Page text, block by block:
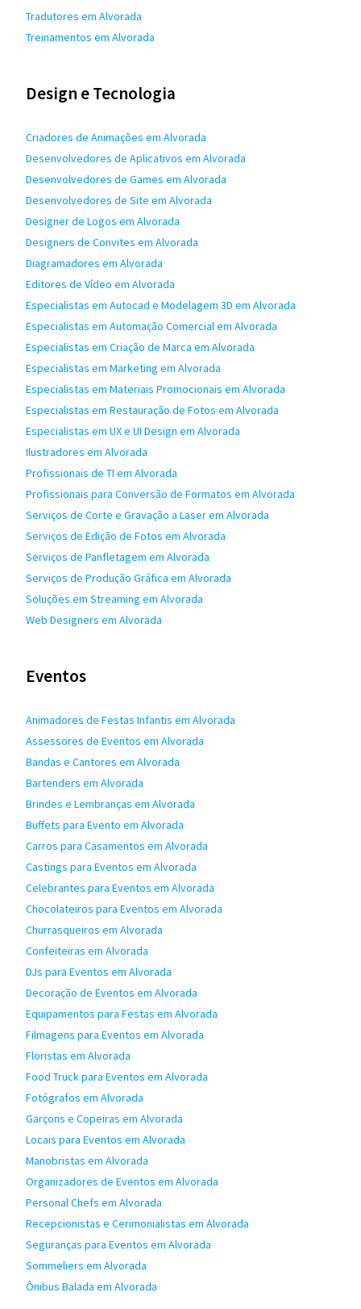
Tradutores em Alvorada
Treinamentos em Alvorada
Design e Tecnologia
Criadores de Animações em Alvorada
Desenvolvedores de Aplicativos em Alvorada
Desenvolvedores de Games em Alvorada
Desenvolvedores de Site em Alvorada
Designer de Logos em Alvorada
Designers de Convites em Alvorada
Diagramadores em Alvorada
Editores de Vídeo em Alvorada
Especialistas em Autocad e Modelagem 3D em Alvorada
Especialistas em Automação Comercial em Alvorada
Especialistas em Criação de Marca em Alvorada
Especialistas em Marketing em Alvorada
Especialistas em Materiais Promocionais em Alvorada
Especialistas em Restauração de Fotos em Alvorada
Especialistas em UX e UI Design em Alvorada
Ilustradores em Alvorada
Profissionais de TI em Alvorada
Profissionais para Conversão de Formatos em Alvorada
Serviços de Corte e Gravação a Laser em Alvorada
Serviços de Edição de Fotos em Alvorada
Serviços de Panfletagem em Alvorada
Serviços de Produção Gráfica em Alvorada
Soluções em Streaming em Alvorada
Web Designers em Alvorada
Eventos
Animadores de Festas Infantis em Alvorada
Assessores de Eventos em Alvorada
Bandas e Cantores em Alvorada
Bartenders em Alvorada
Brindes e Lembranças em Alvorada
Buffets para Evento em Alvorada
Carros para Casamentos em Alvorada
Castings para Eventos em Alvorada
Celebrantes para Eventos em Alvorada
Chocolateiros para Eventos em Alvorada
Churrasqueiros em Alvorada
Confeiteiras em Alvorada
DJs para Eventos em Alvorada
Decoração de Eventos em Alvorada
Equipamentos para Festas em Alvorada
Filmagens para Eventos em Alvorada
Floristas em Alvorada
Food Truck para Eventos em Alvorada
Fotógrafos em Alvorada
Garçons e Copeiras em Alvorada
Locais para Eventos em Alvorada
Manobristas em Alvorada
Organizadores de Eventos em Alvorada
Personal Chefs em Alvorada
Recepcionistas e Cerimonialistas em Alvorada
Seguranças para Eventos em Alvorada
Sommeliers em Alvorada
Ônibus Balada em Alvorada